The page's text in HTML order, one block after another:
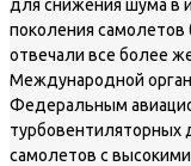
для снижения шума в
поколения
отвечали все более
Международной
Федеральным
турбовентиляторных
самолетов с